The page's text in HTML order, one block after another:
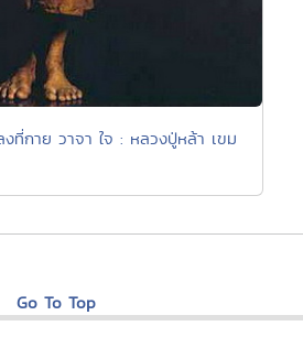
กาย วาจา ใจ : หลวงปู่หล้า เขม
Go To Top